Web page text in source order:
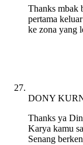
Thanks mbak
pertama
ke zona yang
DONY
Thanks ya
Karya kamu
Senang